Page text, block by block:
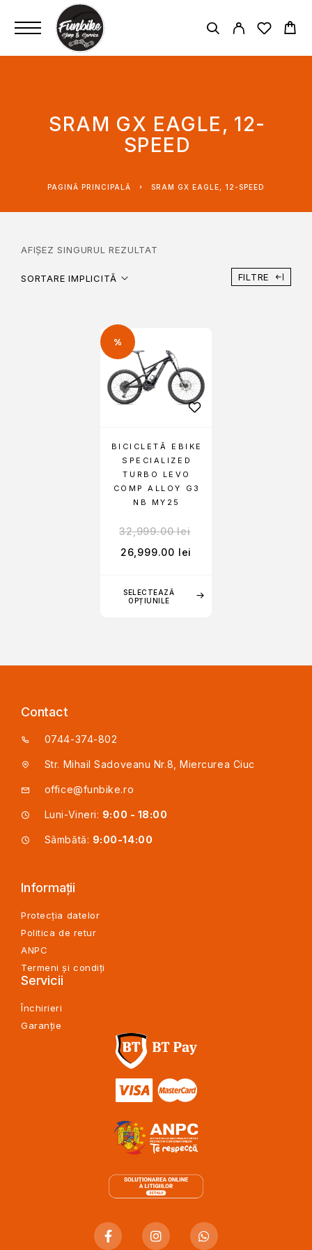
SRAM GX EAGLE, 12-
SPEED
PAGINĂ PRINCIPALĂ SRAM GX EAGLE, 12-SPEED
AFIȘEZ SINGURUL REZULTAT
SORTARE IMPLICITĂ FILTRE
%
SELECTEAZĂ
OPȚIUNILE
BICICLETĂ EBIKE
SPECIALIZED
TURBO LEVO
COMP ALLOY G3
NB MY25
32,999.00lei
26,999.00 lei
Contact
0744-374-802
Str. Mihail Sadoveanu Nr.8, Miercurea Ciuc
office@funbike.ro
Luni-Vineri: 9:00 - 18:00
Sâmbătă: 9:00-14:00
Informații
Protecția datelor
Politica de retur
ANPC
Termeni și condiți
Servicii
Închirieri
Garanție